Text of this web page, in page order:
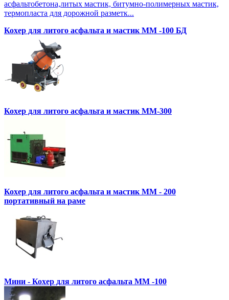
асфальтобетона,литых мастик, битумно-полимерных мастик,
термопласта для дорожной разметк...
Кохер для литого асфальта и мастик MM -100 БД
Кохер для литого асфальта и мастик MM-300
Кохер для литого асфальта и мастик MM - 200
портативный на раме
Мини - Кохер для литого асфальта MM -100